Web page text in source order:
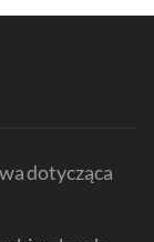
dotycząca